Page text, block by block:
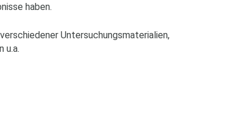
haben.
Untersuchungsmaterialien,
u.a.